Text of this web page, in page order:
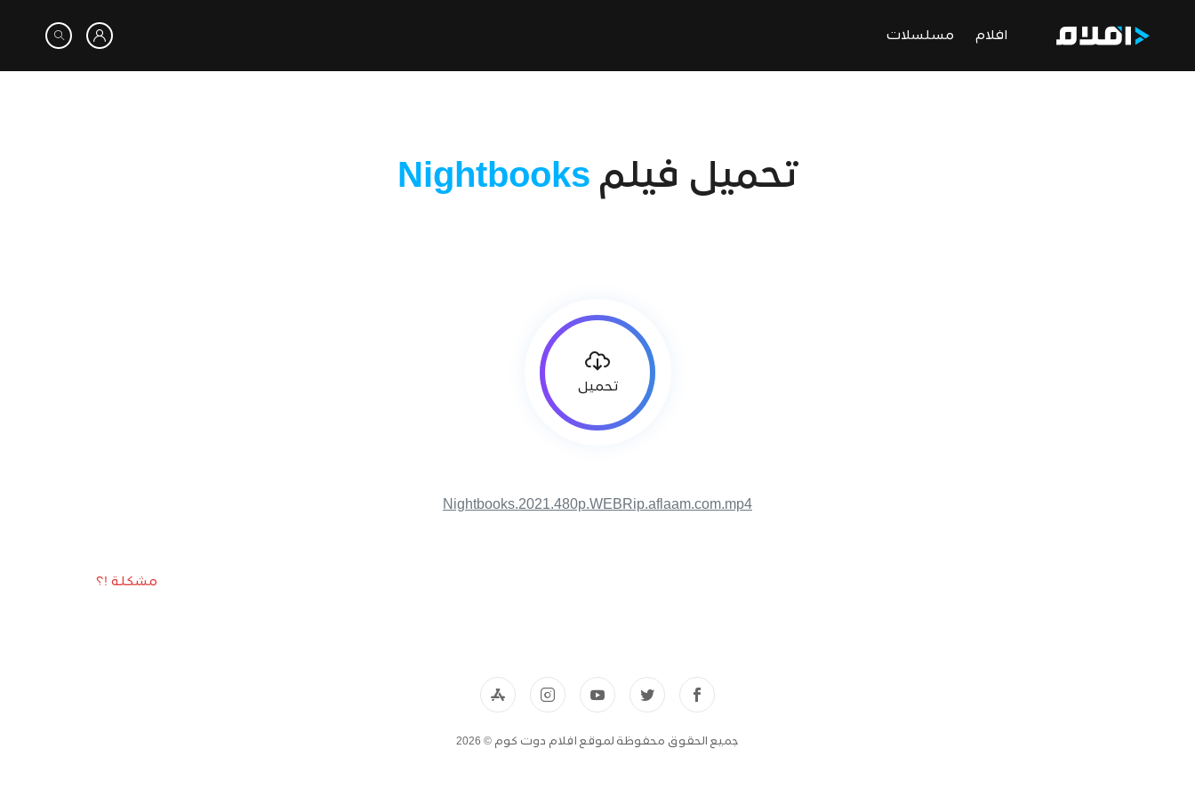
افلام مسلسلات
تحميل فيلم Nightbooks
تحميل
Nightbooks.2021.480p.WEBRip.aflaam.com.mp4
مشكلة !؟
جميع الحقوق محفوظة لموقع افلام دوت كوم © 2026